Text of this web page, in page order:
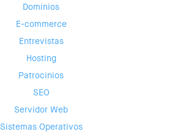
Dominios
E-commerce
Entrevistas
Hosting
Patrocinios
SEO
Servidor Web
Sistemas Operativos